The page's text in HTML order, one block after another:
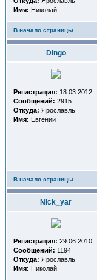
Имя: Николай
В начало страницы
Dingo
Регистрация: 18.03.2012
Сообщений: 2915
Откуда: Ярославль
Имя: Евгений
В начало страницы
Nick_yar
Регистрация: 29.06.2010
Сообщений: 1194
Откуда: Ярославль
Имя: Николай